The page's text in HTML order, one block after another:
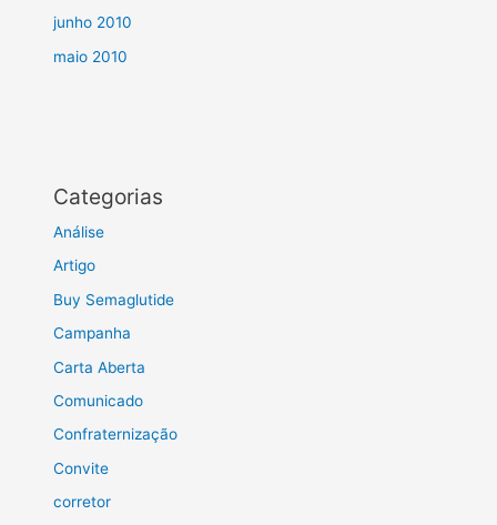
junho 2010
maio 2010
Categorias
Análise
Artigo
Buy Semaglutide
Campanha
Carta Aberta
Comunicado
Confraternização
Convite
corretor